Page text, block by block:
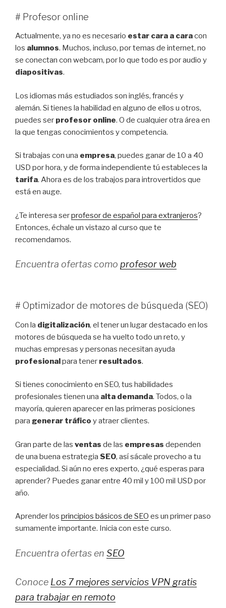
# Profesor online
Actualmente, ya no es necesario estar cara a caracon
los alumnos. Muchos, incluso, por temas de internet, no
se conectan con webcam, por lo que todo es por audio y
diapositivas.
Los idiomas más estudiados son inglés, francés y
alemán. Si tienes la habilidad en alguno de ellos u otros,
puedes ser profesor online. O de cualquier otra área en
la que tengas conocimientos y competencia.
Si trabajas con una empresa, puedes ganar de 10 a 40
USD por hora, y de forma independiente tú estableces la
tarifa. Ahora es de los trabajos para introvertidos que
está en auge.
¿Te interesa serprofesor de español para extranjeros?
Entonces, échale un vistazo al curso que te
recomendamos.
Encuentra ofertas como profesor web
# Optimizador de motores de búsqueda (SEO)
Con la digitalización, el tener un lugar destacado en los
motores de búsqueda se ha vuelto todo un reto, y
muchas empresas y personas necesitan ayuda
profesionalpara tener resultados.
Si tienes conocimiento en SEO, tus habilidades
profesionales tienen una alta demanda. Todos, o la
mayoría, quieren aparecer en las primeras posiciones
para generar tráfico y atraer clientes.
Gran parte de las ventas de las empresas dependen
de una buena estrategia SEO, así sácale provecho a tu
especialidad. Si aún no eres experto, ¿qué esperas para
aprender? Puedes ganar entre 40 mil y 100 mil USD por
año.
Aprender los principios básicos de SEO es un primer paso
sumamente importante. Inicia con este curso.
Encuentra ofertas en SEO
Conoce Los 7 mejores servicios VPN gratis
para trabajar en remoto